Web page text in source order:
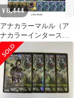
¥8,444
アナカラーマルル（ア
ナカラーインターステ
ラ）